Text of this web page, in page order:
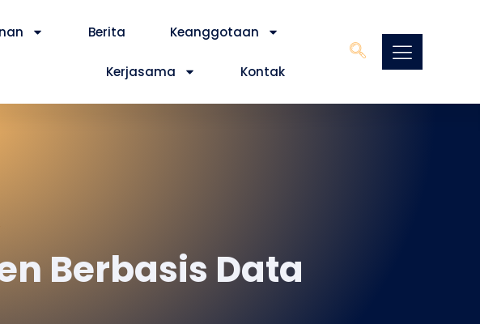
Berita Keanggotaan
Kerjasama Kontak
Berbasis Data